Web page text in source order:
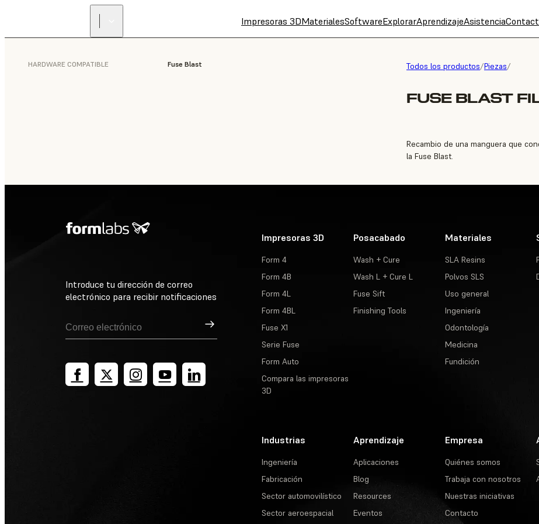
Impresoras 3DMaterialesSoftwareExplorarAprendizajeAsistencia
Todos los productos/Piezas/
FUSE BLAST
HARDWARE COMPATIBLE Fuse Blast
Recambio de una manguera que
la Fuse Blast.
Introduce tu dirección de correo
electrónico para recibir notificaciones
Suscribirse
Impresoras 3D
Form 4
Form 4B
Form 4L
Form 4BL
Fuse X1
Serie Fuse
Form Auto
Compara las impresoras
3D
Posacabado
Wash + Cure
Wash L + Cure L
Fuse Sift
Finishing Tools
Materiales
SLA Resins
Polvos SLS
Uso general
Ingeniería
Odontología
Medicina
Fundición
Industrias
Ingeniería
Fabricación
Sector automovilístico
Sector aeroespacial
Aprendizaje
Aplicaciones
Blog
Resources
Eventos
Empresa
Quiénes somos
Trabaja con nosotros
Nuestras iniciativas
Contacto